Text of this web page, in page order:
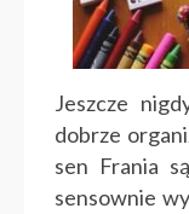
Jeszcze
dobrze
sen Frania
sensownie